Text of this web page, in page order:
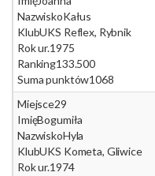
NazwiskoKałus
KlubUKS Reflex, Rybnik
Rok ur.1975
Ranking133.500
Suma punktów1068
Miejsce29
ImięBogumiła
NazwiskoHyla
KlubUKS Kometa, Gliwice
Rok ur.1974